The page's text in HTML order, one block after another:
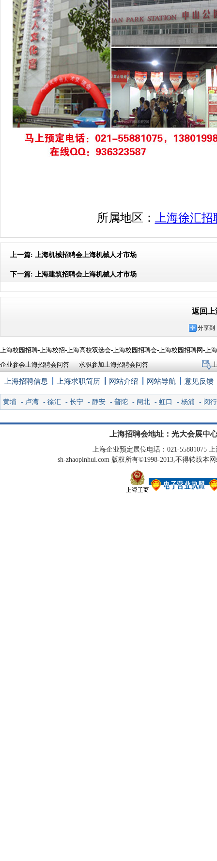
所属地区： 上海徐汇
上一篇: 上海机械招聘会上海机械人才市场
下一篇: 上海建筑招聘会上海机械人才市场
返回上
分享到
上海校园招聘-上海校招-上海高校双选会-上海校园招聘会-上海校园招聘网-上
企业参会上海招聘会问答 求职参加上海招聘会问答
上海招聘信息 上海求职简历 网站介绍 网站导航 意见反馈
黄埔 - 卢湾 - 徐汇 - 长宁 - 静安 - 普陀 - 闸北 - 虹口 - 杨浦 - 闵行
上海招聘会地址：光大会展中
上海企业预定展位电话：021-55881075
sh-zhaopinhui.com 版权所有©1998-2013,不得转载本